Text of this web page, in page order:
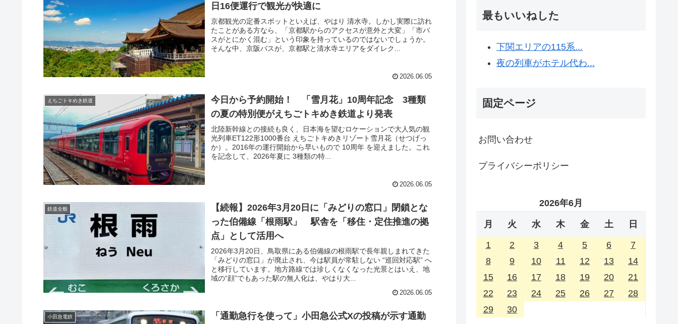
日16便運行で観光が快適に
京都観光の定番スポットといえば、やはり 清水寺。しかし実際に訪れ
たことがある方なら、「京都駅からのアクセスが意外と大変」「市バ
スがとにかく混む」という印象を持っているのではないでしょうか。
そんな中、京阪バスが、京都駅と清水寺エリアをダイレク...
2026.06.05
えちごトキめき鉄道
今日から予約開始！ 「雪月花」10周年記念 3種類
の夏の特別便がえちごトキめき鉄道より発表
北陸新幹線との接続も良く、日本海を望むロケーションで大人気の観
光列車ET122形1000番台 えちごトキめきリゾート雪月花（せつげっ
か）。2016年の運行開始から早いもので 10周年 を迎えました。これ
を記念して、2026年夏に 3種類の特...
2026.06.05
鉄道全般
【続報】2026年3月20日に「みどりの窓口」閉鎖とな
った伯備線「根雨駅」 駅舎を「移住・定住推進の拠
点」として活用へ
2026年3月20日、鳥取県にある伯備線の根雨駅で長年親しまれてきた
「みどりの窓口」が廃止され、今は駅員が常駐しない “巡回対応駅” へ
と移行しています。地方路線では珍しくなくなった光景とはいえ、地
域の“顔”でもあった駅の無人化は、やはり大...
2026.06.05
小田急電鉄
「通勤急行を使って」小田急公式Xの投稿が示す通勤
最もいいねした
下関エリアの115系...
夜の列車がホテル代わ...
固定ページ
お問い合わせ
プライバシーポリシー
2026年6月
月 火 水 木 金 土 日
1 2 3 4 5 6
7
8
9 10 11 12 13
14
15
16 17 18 19 20
21
22
23 24 25 26 27
28
29
30